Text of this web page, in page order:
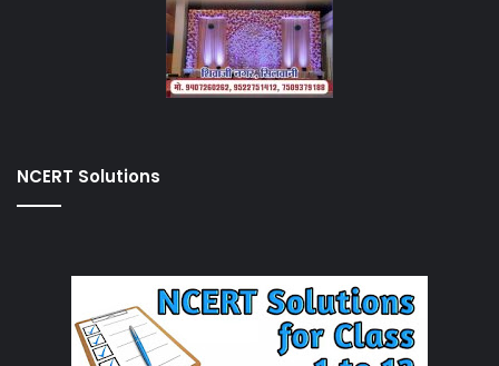
NCERT Solutions